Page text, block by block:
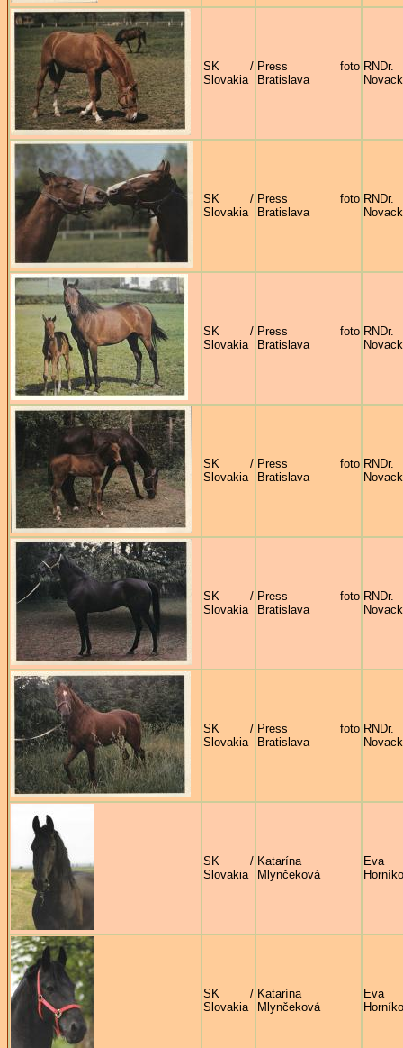
SK /
Slovakia
Press foto
Bratislava
SK /
Slovakia
Press foto
Bratislava
SK /
Slovakia
Press foto
Bratislava
SK /
Slovakia
Press foto
Bratislava
SK /
Slovakia
Press foto
Bratislava
SK /
Slovakia
Press foto
Bratislava
SK /
Slovakia
Katarína
Mlynčeková
Eva
SK /
Slovakia
Katarína
Mlynčeková
Eva